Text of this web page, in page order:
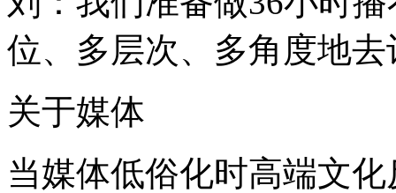
位、多层次、多角度地去
关于媒体
当媒体低俗化时高端文